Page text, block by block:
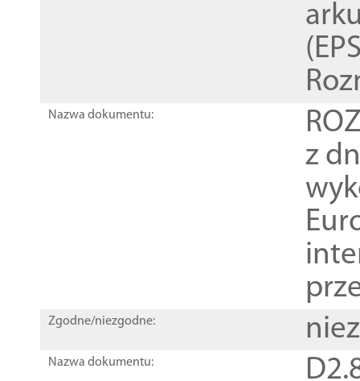
Nazwa dokumentu:
z
Zgodne/niezgodne:
Nazwa dokumentu: